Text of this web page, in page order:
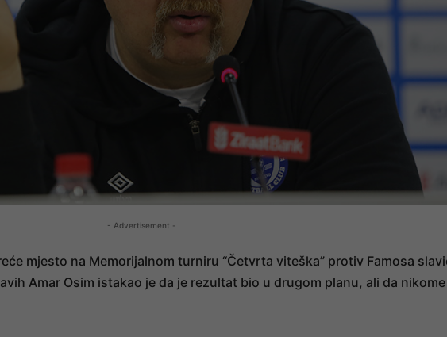
- Advertisement -
mjesto na Memorijalnom turniru “Četvrta viteška” protiv Famosa
Amar Osim istakao je da je rezultat bio u drugom planu, ali da nikome